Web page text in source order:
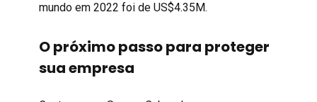
mundo em 2022 foi de US$4.35M.
O próximo passo para proteger
sua empresa